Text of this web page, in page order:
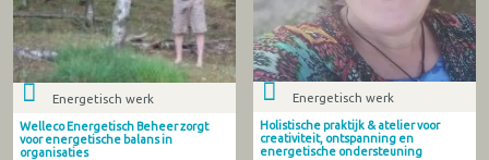
Energetisch werk
Welleco Energetisch Beheer zorgt
voor energetische balans in
organisaties
Energetisch werk
Holistische praktijk & atelier voor
creativiteit, ontspanning en
energetische ondersteuning